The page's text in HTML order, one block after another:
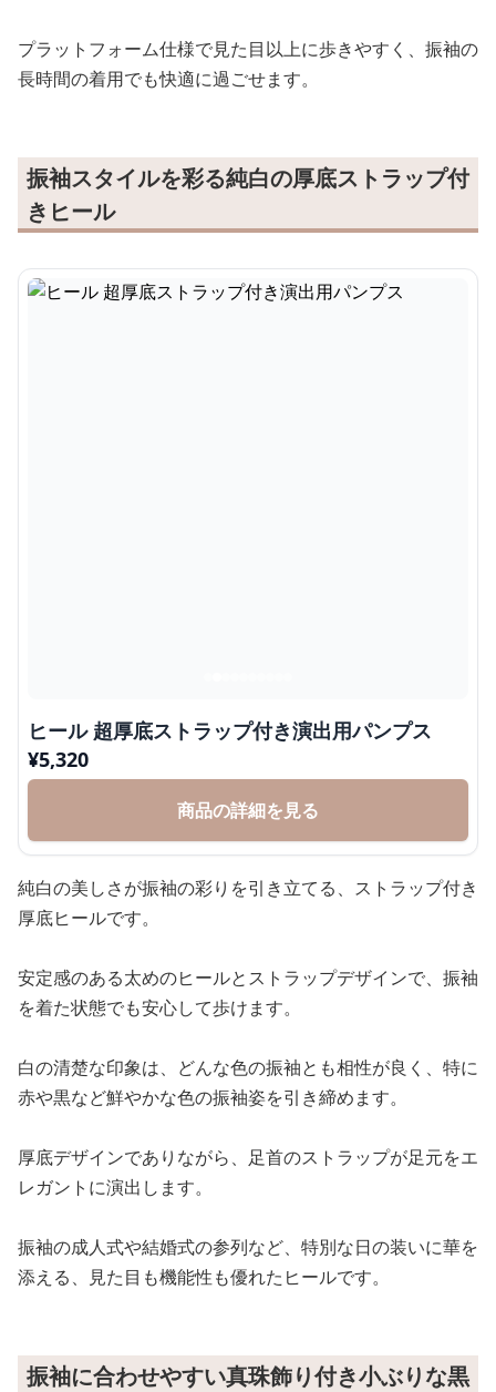
プラットフォーム仕様で見た目以上に歩きやすく、振袖の
長時間の着用でも快適に過ごせます。
振袖スタイルを彩る純白の厚底ストラップ付
きヒール
ヒール 超厚底ストラップ付き演出用パンプス
¥5,320
商品の詳細を見る
純白の美しさが振袖の彩りを引き立てる、ストラップ付き
厚底ヒールです。
安定感のある太めのヒールとストラップデザインで、振袖
を着た状態でも安心して歩けます。
白の清楚な印象は、どんな色の振袖とも相性が良く、特に
赤や黒など鮮やかな色の振袖姿を引き締めます。
厚底デザインでありながら、足首のストラップが足元をエ
レガントに演出します。
振袖の成人式や結婚式の参列など、特別な日の装いに華を
添える、見た目も機能性も優れたヒールです。
振袖に合わせやすい真珠飾り付き小ぶりな黒